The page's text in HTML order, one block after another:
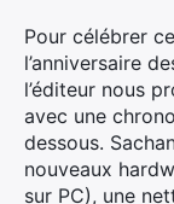
Pour célébrer
l’anniversaire
l’éditeur nous
avec une
dessous.
nouveaux
sur PC), une